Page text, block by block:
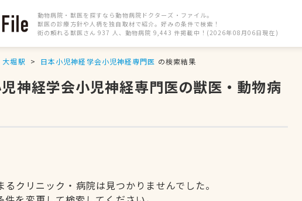
動物病院・獣医を探すなら動物病院ドクターズ・ファイル。
獣医の診療方針や人柄を独自取材で紹介。好みの条件で検索！
街の頼れる獣医さん 937 人、動物病院 9,443 件掲載中！(2026年08月06日現在)
大堀駅 日本小児神経学会小児神経専門医 の検索結果
神経学会小児神経専門医の獣医・動物病
クリニック・病院は見つかりませんでした。